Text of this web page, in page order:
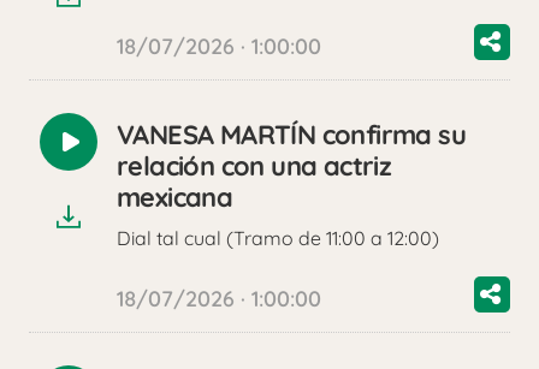
18/07/2026 · 1:00:00
Reproducir
audio
VANESA MARTÍN confirma su
relación con una actriz
mexicana
Dial tal cual (Tramo de 11:00 a 12:00)
18/07/2026 · 1:00:00